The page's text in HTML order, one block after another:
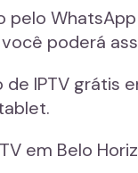
poderá
IPTV grátis
em Belo